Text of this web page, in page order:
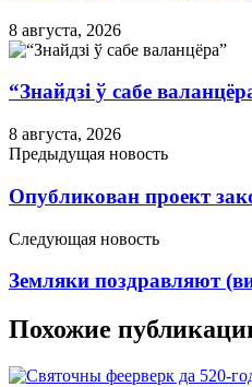
8 августа, 2026
“Знайдзі ў сабе
8 августа, 2026
Предыдущая новость
Опубликован проект
Следующая новость
Земляки поздравляют
Похожие